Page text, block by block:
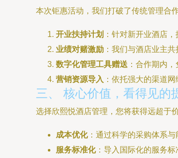
本次钜惠活动，我们打破了传统管理合
开业扶持计划 ：针对新开业酒店
业绩对赌激励 ：我们与酒店业主
数字化管理工具赠送 ：合作期内
营销资源导入 ：依托强大的渠道
三、 核心价值，看得见的
选择欣熙悦酒店管理，您将获得远超于
成本优化：通过科学的采购体系与
服务标准化：导入国际化的服务标